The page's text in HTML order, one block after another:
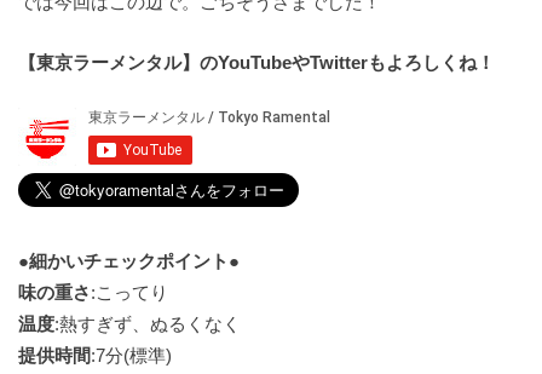
【東京ラーメンタル】のYouTubeやTwitterもよろしくね！
●細かいチェックポイント●
味の重さ:こってり
温度:熱すぎず、ぬるくなく
提供時間:7分(標準)